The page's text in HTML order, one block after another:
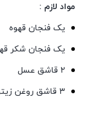
مواد لازم :
یک فنجان قهوه
یک فنجان شکر
۲ قاشق عسل
۳ قاشق روغن زیتون